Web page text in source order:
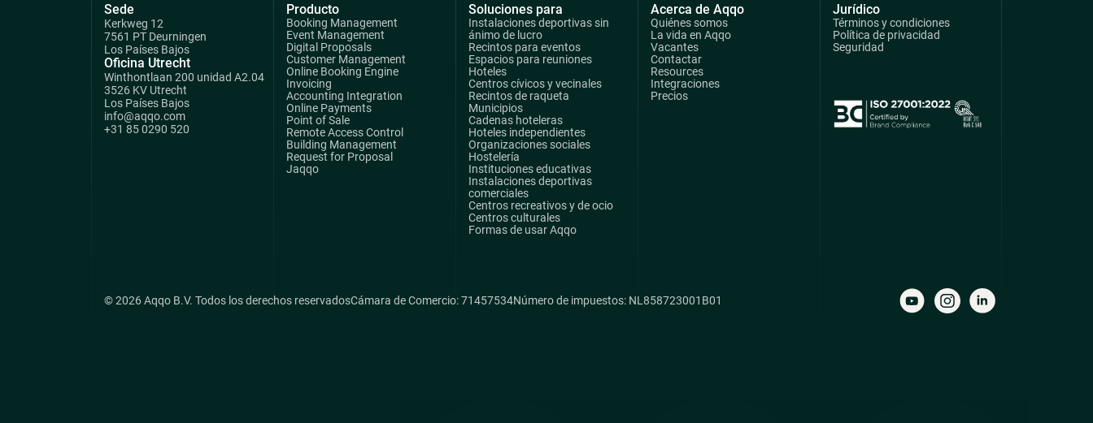
Sede
Kerkweg 12
7561 PT Deurningen
Los Países Bajos
Oficina Utrecht
Winthontlaan 200 unidad A2.04
3526 KV Utrecht
Los Países Bajos
info@aqqo.com
+31 85 0290 520
Producto
Booking Management
Event Management
Digital Proposals
Customer Management
Online Booking Engine
Invoicing
Accounting Integration
Online Payments
Point of Sale
Remote Access Control
Building Management
Request for Proposal
Jaqqo
Soluciones para
Instalaciones deportivas sin
ánimo de lucro
Recintos para eventos
Espacios para reuniones
Hoteles
Centros cívicos y vecinales
Recintos de raqueta
Municipios
Cadenas hoteleras
Hoteles independientes
Organizaciones sociales
Hostelería
Instituciones educativas
Instalaciones deportivas
comerciales
Centros recreativos y de ocio
Centros culturales
Formas de usar Aqqo
Acerca de Aqqo
Quiénes somos
La vida en Aqqo
Vacantes
Contactar
Resources
Integraciones
Precios
Jurídico
Términos y condiciones
Política de privacidad
Seguridad
© 2026 Aqqo B.V. Todos los derechos reservadosCámara de Comercio: 71457534Número de impuestos: NL858723001B01